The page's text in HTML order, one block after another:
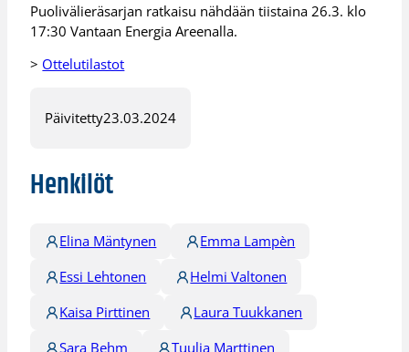
Puolivälieräsarjan ratkaisu nähdään tiistaina 26.3. klo
17:30 Vantaan Energia Areenalla.
> Ottelutilastot
Päivitetty23.03.2024
Henkilöt
Elina Mäntynen
Emma Lampèn
Essi Lehtonen
Helmi Valtonen
Kaisa Pirttinen
Laura Tuukkanen
Sara Behm
Tuulia Marttinen